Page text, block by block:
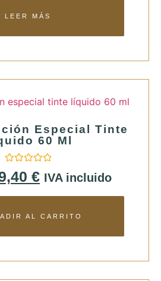
LEER MÁS
Especial Tinte
60 Ml
Valorado
con
0
de
€ IVA incluido
AL CARRITO